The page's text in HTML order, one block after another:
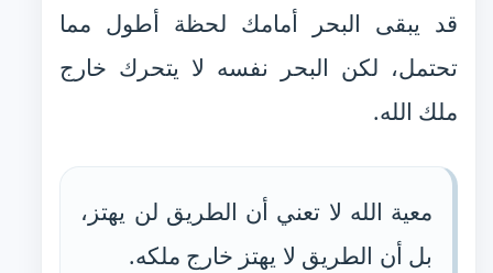
قد يبقى البحر أمامك لحظة أطول مما
تحتمل، لكن البحر نفسه لا يتحرك خارج
ملك الله.
معية الله لا تعني أن الطريق لن يهتز،
بل أن الطريق لا يهتز خارج ملكه.